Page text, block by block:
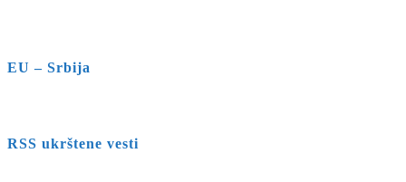
EU – Srbija
RSS ukrštene vesti